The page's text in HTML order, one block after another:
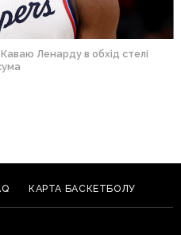
Ленарду в обхід стелі
КАРТА БАСКЕТБОЛУ